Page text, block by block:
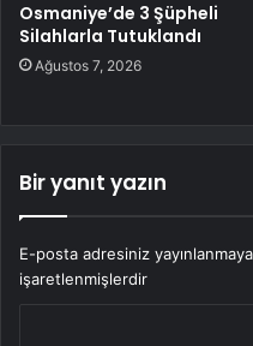
Osmaniye’de 3 Şüpheli
Silahlarla Tutuklandı
Ağustos 7, 2026
Bir yanıt yazın
E-posta adresiniz
işaretlenmişlerdir